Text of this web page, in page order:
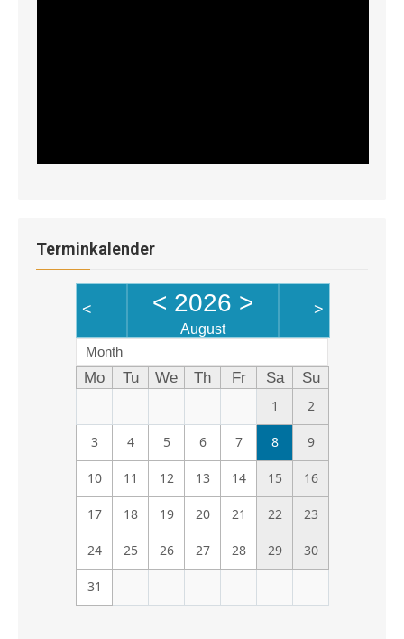
Terminkalender
< < 2026 >
August
>
Month
Mo Tu We Th Fr Sa
Su
1
2
3 4 5 6 7 8 9
10 11 12 13 14 15 16
17 18 19 20 21 22 23
24 25 26 27 28 29 30
31